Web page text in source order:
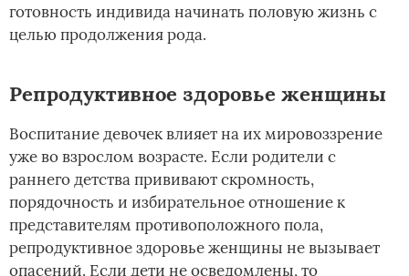
готовность индивида начинать половую жизнь с
целью продолжения рода.
Репродуктивное здоровье женщины
Воспитание девочек влияет на их мировоззрение
уже во взрослом возрасте. Если родители с
раннего детства прививают скромность,
порядочность и избирательное отношение к
представителям противоположного пола,
репродуктивное здоровье женщины не вызывает
опасений. Если дети не осведомлены, то